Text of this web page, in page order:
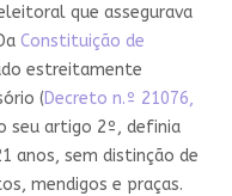
que assegurava
Constituição de
estreitamente
(Decreto n.º 21076,
seu artigo 2º, definia
anos, sem distinção de
mendigos e praças.